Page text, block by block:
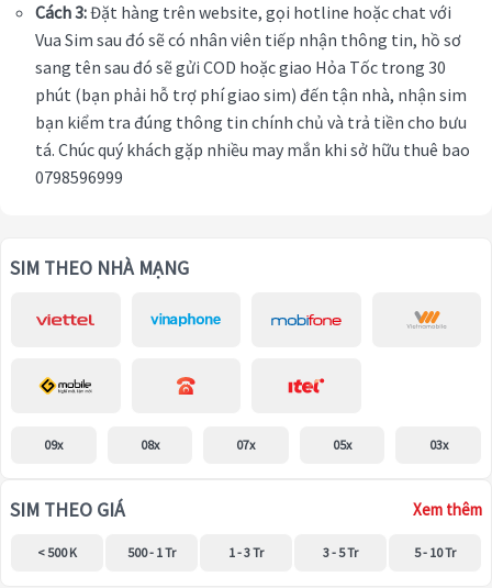
Cách 3:Đặt hàng trên website, gọi hotline hoặc chat với
Vua Sim sau đó sẽ có nhân viên tiếp nhận thông tin, hồ sơ
sang tên sau đó sẽ gửi COD hoặc giao Hỏa Tốc trong 30
phút (bạn phải hỗ trợ phí giao sim) đến tận nhà, nhận sim
bạn kiểm tra đúng thông tin chính chủ và trả tiền cho bưu
tá. Chúc quý khách gặp nhiều may mắn khi sở hữu thuê bao
0798596999
SIM THEO NHÀ MẠNG
09x 08x 07x 05x 03x
SIM THEO GIÁ Xem thêm
< 500 K 500 - 1 Tr 1 - 3 Tr 3 - 5 Tr 5 - 10 Tr